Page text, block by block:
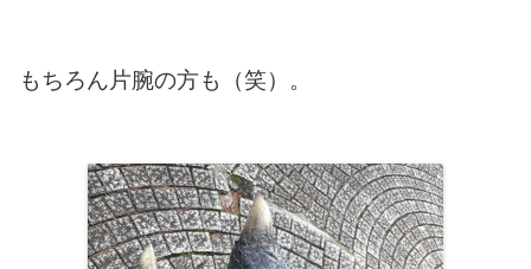
もちろん片腕の方も（笑）。